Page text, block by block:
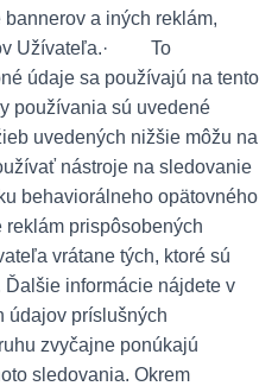
a iných reklám,
Užívateľa.· To
údaje sa používajú na tento
používania sú uvedené
uvedených nižšie môžu na
nástroje na sledovanie
​​behaviorálneho opätovného
prispôsobených
vrátane tých, ktoré sú
informácie nájdete v
údajov príslušných
zvyčajne ponúkajú
sledovania. Okrem